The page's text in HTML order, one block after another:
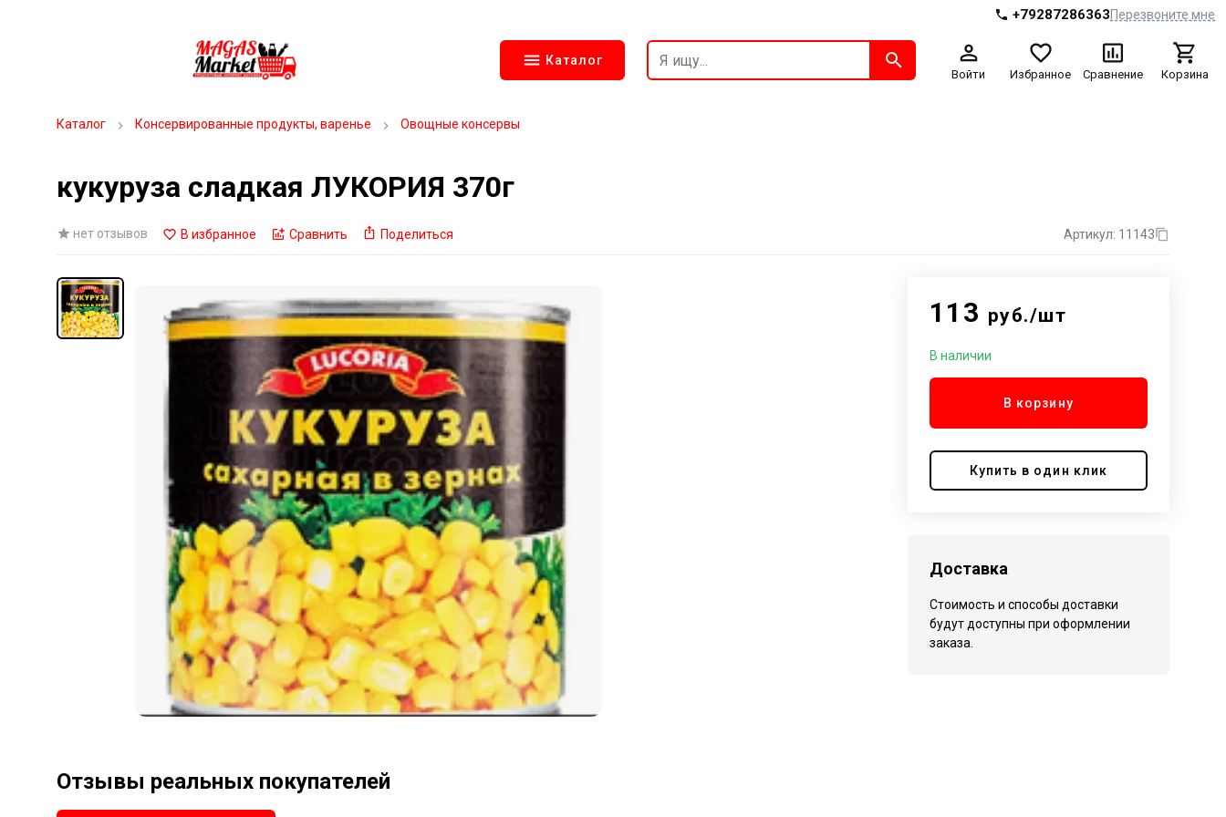
+79287286363Перезвоните мне
Каталог
Войти Избранное Сравнение Корзина
Каталог Консервированные продукты, варенье Овощные консервы
кукуруза сладкая ЛУКОРИЯ 370г
нет отзывов В избранное Сравнить Поделиться Артикул: 11143
113 руб./шт
В наличии
В корзину
Купить в один клик
Доставка
Стоимость и способы доставки
будут доступны при оформлении
заказа.
Отзывы реальных покупателей